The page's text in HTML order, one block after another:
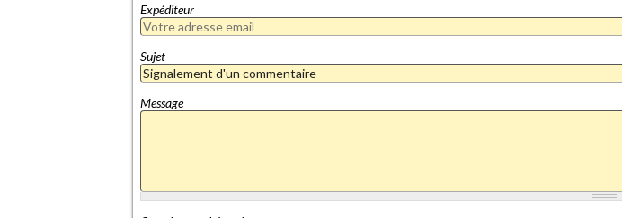
Expéditeur
Sujet
Message